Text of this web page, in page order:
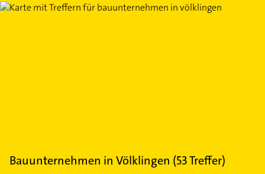
Bauunternehmen in Völklingen (53Treffer)